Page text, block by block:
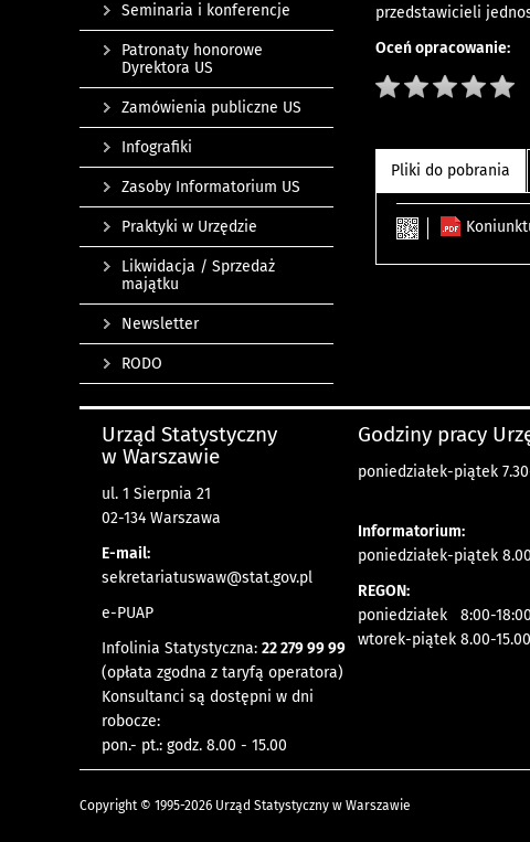
przedstawicieli
Oceń opracowanie:
Pliki do pobrania
Seminaria i konferencje
Patronaty honorowe
Dyrektora US
Zamówienia publiczne US
Infografiki
Zasoby Informatorium US
Praktyki w Urzędzie
Likwidacja / Sprzedaż
majątku
Newsletter
RODO
Urząd Statystyczny
w Warszawie
ul. 1 Sierpnia 21
02-134 Warszawa
E-mail:
sekretariatuswaw@stat.gov.pl
e-PUAP
Infolinia Statystyczna: 22 279 99 99
(opłata zgodna z taryfą operatora)
Konsultanci są dostępni w dni
robocze:
pon.- pt.: godz. 8.00 - 15.00
Godziny pracy
poniedziałek-piątek
Informatorium:
poniedziałek-piątek
REGON:
poniedziałek 8:00-18:00
wtorek-piątek 8.00-15.00
Copyright © 1995-2026 Urząd Statystyczny w Warszawie